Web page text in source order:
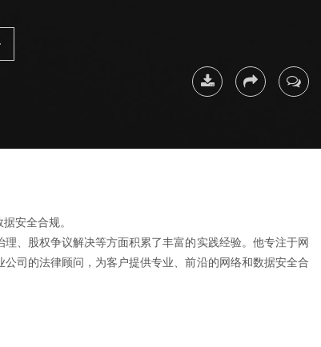
安全合规。
、股权争议解决等方面积累了丰富的实践经验。他专注于网
司的法律顾问，为客户提供专业、前沿的网络和数据安全合